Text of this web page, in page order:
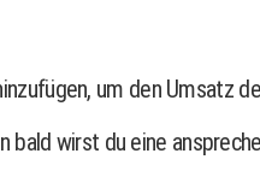
um den Umsatz
wirst du eine